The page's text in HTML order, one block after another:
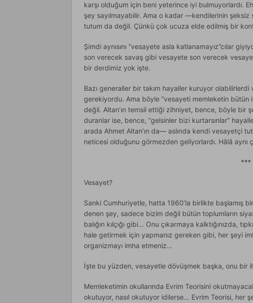
karşı olduğum için beni yeterince iyi bulmuyorlardı.
şey sayılmayabilir. Ama o kadar —kendilerinin
tutum da değil. Çünkü çok ucuza elde edilmiş bir
Şimdi aynısını “vesayete asla katlanamayız”cılar
son verecek savaş gibi vesayete son verecek
bir derdimiz yok işte.
Bazı generaller bir takım hayaller kuruyor
gerekiyordu. Ama böyle “vesayeti memleketin bütün
değil. Altan’ın temsil ettiği zihniyet, bence, böyle bir
duranlar ise, bence, “gelsinler bizi kurtarsınlar”
arada Ahmet Altan’ın da— aslında kendi vesayetçi
neticesi olduğunu görmezden geliyorlardı. Hâlâ aynı
***
Vesayet?
Sanki Cumhuriyetle, hatta 1960’la birlikte başlamış
denen şey, sadece bizim değil bütün toplumların
balığın kılçığı gibi… Onu çıkarmaya kalktığınızda, tıpkı
hale getirmek için yapmanız gereken gibi, her şeyi
organizmayı imha etmeniz…
İşte bu yüzden, vesayetle dövüşmek başka, onu bir
Memleketimin okullarında Evrim Teorisini
okutuyor, nasıl okutuyor idilerse… Evrim Teorisi, her